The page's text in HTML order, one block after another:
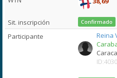
Confirmado
Reina